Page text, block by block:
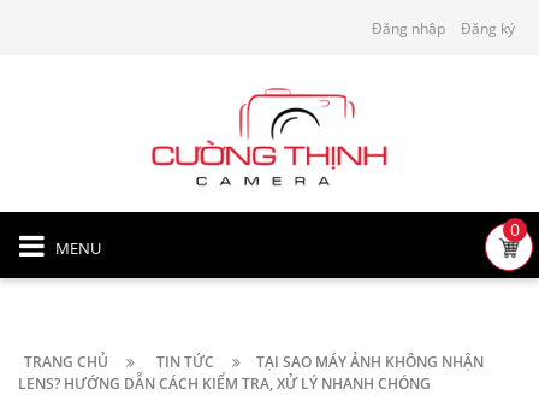
Đăng nhập Đăng ký
MENU
0
TRANG CHỦ TIN TỨC
TẠI SAO MÁY ẢNH KHÔNG NHẬN
LENS? HƯỚNG DẪN CÁCH KIỂM TRA, XỬ LÝ NHANH CHÓNG